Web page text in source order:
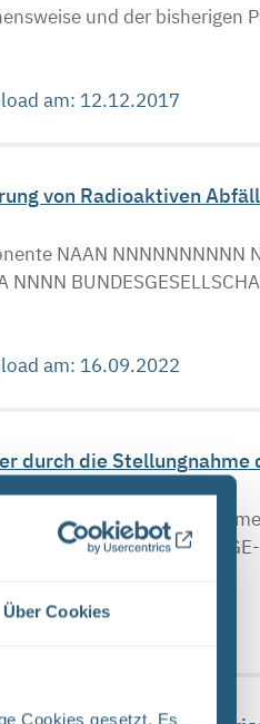
Über Cookies
Cookies gesetzt. Es
und der bisherigen
am: 12.12.2017
von Radioaktiven
NAAN NNNNNNNNNN
am: 16.09.2022
durch die Stellungnahme
durch die
KRITERIENKATALOG